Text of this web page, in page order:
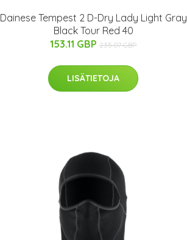
Dainese Tempest 2 D-Dry Lady Light Gray
Black Tour Red 40
153.11 GBP 235.07 GBP
LISÄTIETOJA